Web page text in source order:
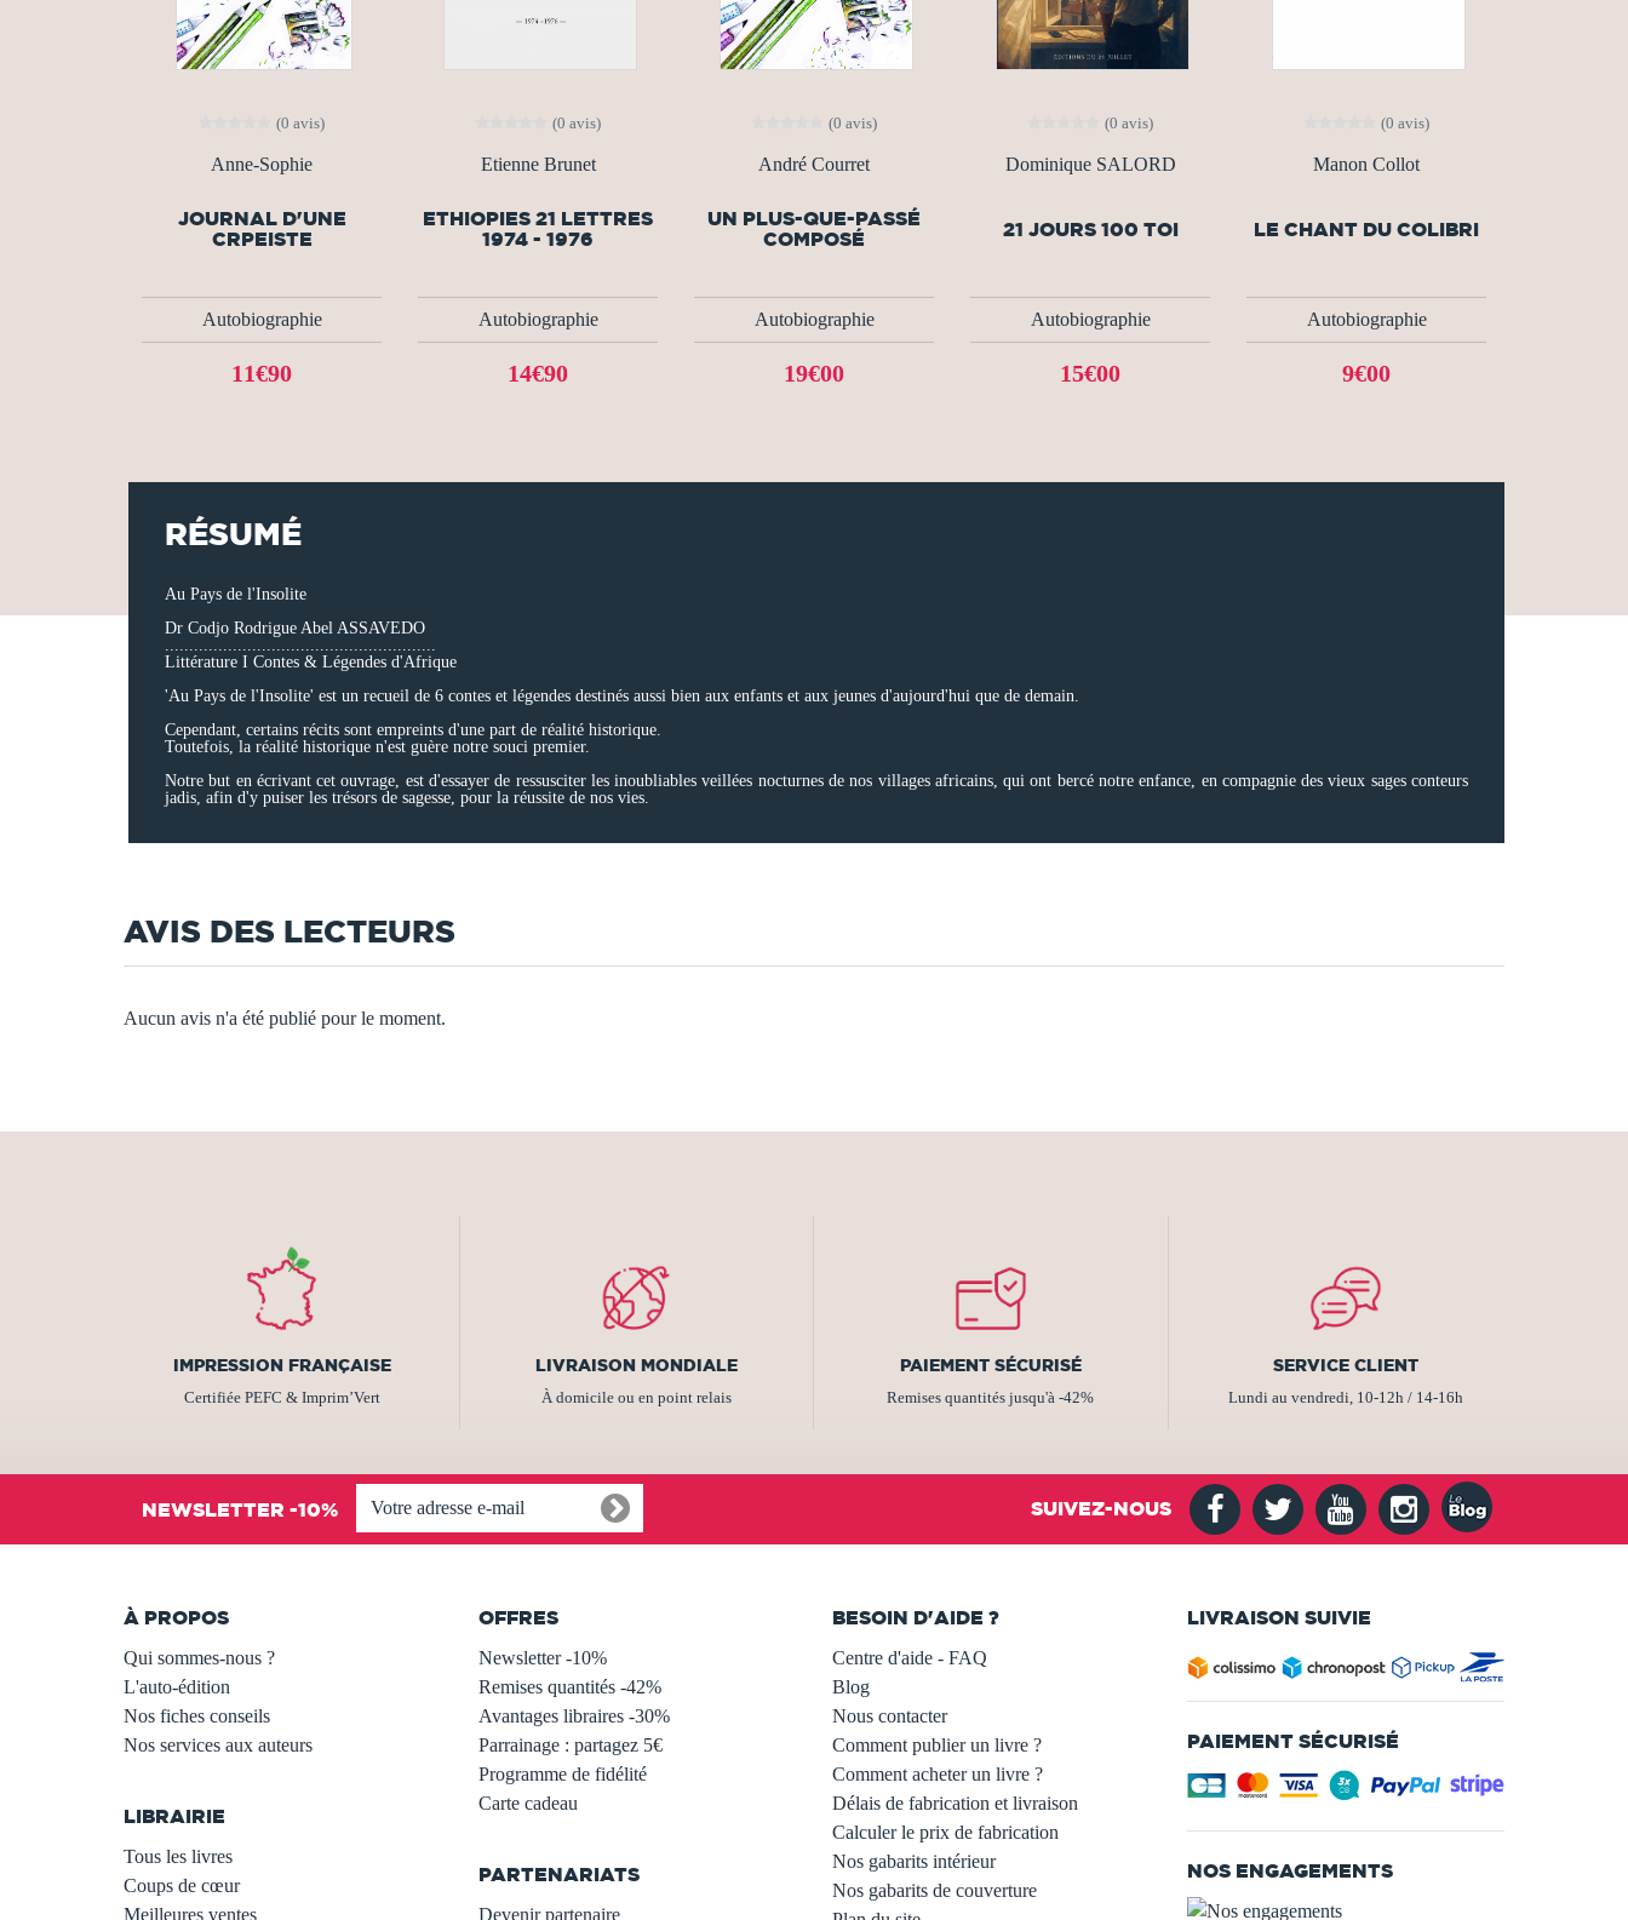
(0 avis)
Anne-Sophie
JOURNAL D'UNE
CRPEISTE
Autobiographie
11€90
(0 avis)
Etienne Brunet
ETHIOPIES 21 LETTRES
1974 - 1976
Autobiographie
14€90
(0 avis)
André Courret
UN PLUS-QUE-PASSÉ
COMPOSÉ
Autobiographie
19€00
(0 avis)
Dominique SALORD
21 JOURS 100 TOI
Autobiographie
15€00
(0 avis)
Manon Collot
LE CHANT DU COLIBRI
Autobiographie
9€00
RÉSUMÉ
Au Pays de l'Insolite
Dr Codjo Rodrigue Abel ASSAVEDO
Littérature I Contes & Légendes d'Afrique
'Au Pays de l'Insolite' est un recueil de 6 contes et légendes destinés aussi bien aux enfants et aux jeunes d'aujourd'hui que de demain.
Cependant, certains récits sont empreints d'une part de réalité historique.
Toutefois, la réalité historique n'est guère notre souci premier.
Notre but en écrivant cet ouvrage, est d'essayer de ressusciter les inoubliables veillées nocturnes de nos villages africains, qui ont bercé notre enfance, en compagnie des vieux sages conteurs
jadis, afin d'y puiser les trésors de sagesse, pour la réussite de nos vies.
AVIS DES LECTEURS
Aucun avis n'a été publié pour le moment.
IMPRESSION FRANÇAISE
Certifiée PEFC & Imprim’Vert
LIVRAISON MONDIALE
À domicile ou en point relais
PAIEMENT SÉCURISÉ
Remises quantités jusqu'à -42%
SERVICE CLIENT
Lundi au vendredi, 10-12h / 14-16h
NEWSLETTER -10% SUIVEZ-NOUS
À PROPOS
Qui sommes-nous ?
L'auto-édition
Nos fiches conseils
Nos services aux auteurs
LIBRAIRIE
Tous les livres
Coups de cœur
Meilleures ventes
OFFRES
Newsletter -10%
Remises quantités -42%
Avantages libraires -30%
Parrainage : partagez 5€
Programme de fidélité
Carte cadeau
PARTENARIATS
Devenir partenaire
BESOIN D'AIDE ?
Centre d'aide - FAQ
Blog
Nous contacter
Comment publier un livre ?
Comment acheter un livre ?
Délais de fabrication et livraison
Calculer le prix de fabrication
Nos gabarits intérieur
Nos gabarits de couverture
LIVRAISON SUIVIE
PAIEMENT SÉCURISÉ
NOS ENGAGEMENTS